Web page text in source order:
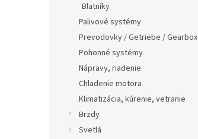
Blatníky
Palivové systémy
Prevodovky / Getriebe / Gearbox
Pohonné systémy
Nápravy, riadenie
Chladenie motora
Klimatizácia, kúrenie, vetranie
Brzdy
Svetlá